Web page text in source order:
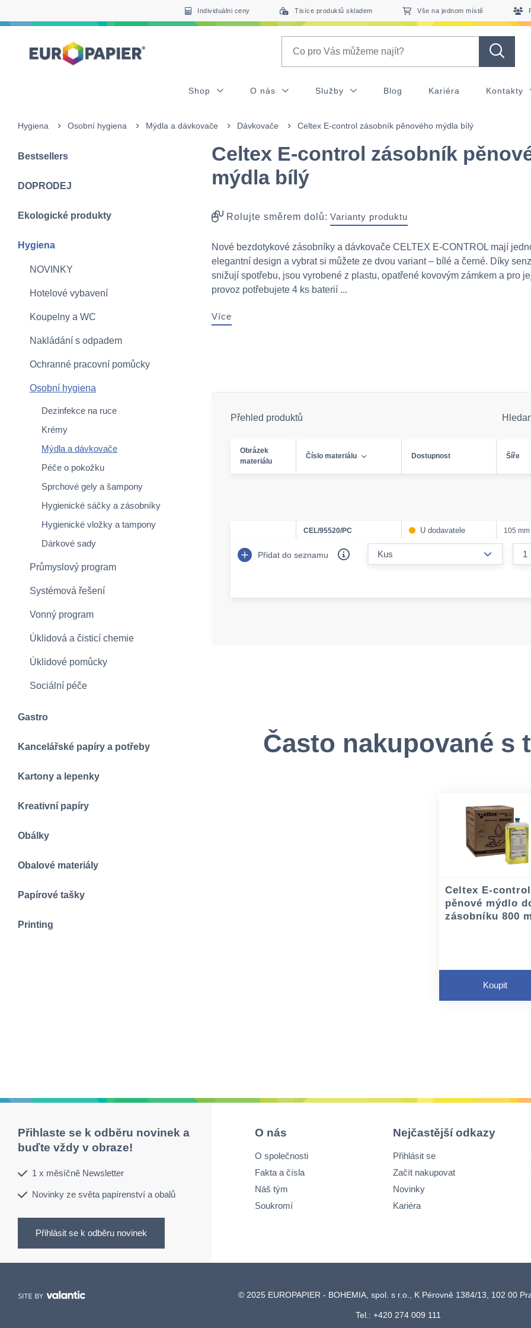
Individuálni ceny Tisíce produktů skladem Vše na jednom místě
Shop O nás Služby Blog Kariéra Kontakty
Hygiena Osobní hygiena Mýdla a dávkovače Dávkovače Celtex E-control zásobník pěnového mýdla bílý
Bestsellers
DOPRODEJ
Ekologické produkty
Hygiena
NOVINKY
Hotelové vybavení
Koupelny a WC
Nakládání s odpadem
Ochranné pracovní pomůcky
Osobní hygiena
Dezinfekce na ruce
Krémy
Mýdla a dávkovače
Péče o pokožku
Sprchové gely a šampony
Hygienické sáčky a zásobníky
Hygienické vložky a tampony
Dárkové sady
Průmyslový program
Systémová řešení
Vonný program
Úklidová a čisticí chemie
Úklidové pomůcky
Sociální péče
Gastro
Kancelářské papíry a potřeby
Kartony a lepenky
Kreativní papíry
Obálky
Obalové materiály
Papírové tašky
Printing
Celtex E-control zásobník
mýdla bílý
Rolujte směrem dolů: Varianty produktu
Nové bezdotykové zásobníky a dávkovače CELTEX E-CONTROL mají
elegantní design a vybrat si můžete ze dvou variant – bílé a černé. Díky
snižují spotřebu, jsou vyrobené z plastu, opatřené kovovým zámkem a pro
provoz potřebujete 4 ks baterií ...
Více
Přehled produktů
Obrázek
materiálu
Číslo materiálu Dostupnost Šíře
CEL/95520/PC U dodavatele 105 mm
Přidat do seznamu
Často nakupované s
Celtex E-control
pěnové mýdlo
zásobníku 800 ml
Koupit
Přihlaste se k odběru novinek a
buďte vždy v obraze!
1 x měsíčně Newsletter
Novinky ze světa papírenství a obalů
Přihlásit se k odběru novinek
O nás
O společnosti
Fakta a čísla
Náš tým
Soukromí
Nejčastější odkazy
Přihlásit se
Začít nakupovat
Novinky
Kariéra
© 2025 EUROPAPIER - BOHEMIA, spol. s r.o., K Pérovně 1384/13, 102 00
Tel.: +420 274 009 111